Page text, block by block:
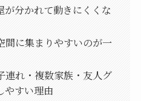
が分かれて動きにくくな
間に集まりやすいのが一
連れ・複数家族・友人グ
やすい理由